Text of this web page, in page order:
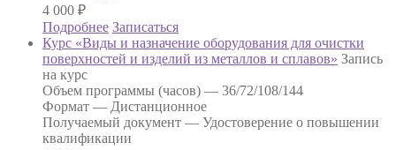
4 000 ₽
Подробнее Записаться
Курс «Виды и назначение оборудования для очистки
поверхностей и изделий из металлов и сплавов» Запись
на курс
Объем программы (часов) — 36/72/108/144
Формат — Дистанционное
Получаемый документ — Удостоверение о повышении
квалификации